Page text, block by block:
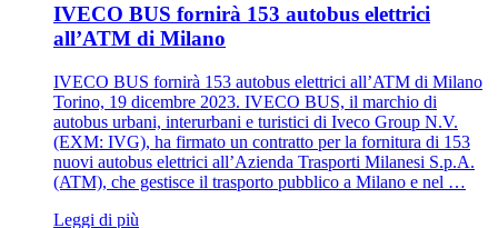
IVECO BUS fornirà 153 autobus elettrici
all’ATM di Milano
IVECO BUS fornirà 153 autobus elettrici all’ATM di Milano
Torino, 19 dicembre 2023. IVECO BUS, il marchio di
autobus urbani, interurbani e turistici di Iveco Group N.V.
(EXM: IVG), ha firmato un contratto per la fornitura di 153
nuovi autobus elettrici all’Azienda Trasporti Milanesi S.p.A.
(ATM), che gestisce il trasporto pubblico a Milano e nel …
Leggi di più